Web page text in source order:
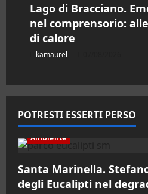
Lago di Bracciano.
nel comprensorio:
di calore
kamaurel
POTRESTI ESSERTI PERSO
Ambiente
Santa Marinella.
degli Eucalipti nel